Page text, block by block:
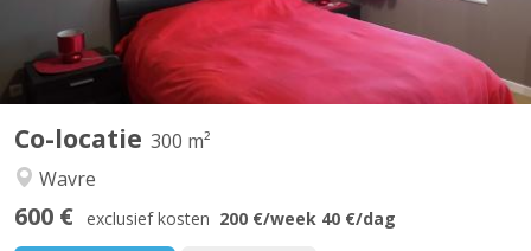
Co-locatie 300 m²
Wavre
600 € exclusief kosten 200 €/week 40 €/dag